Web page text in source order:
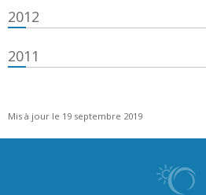
2012
2011
Mis à jour le 19 septembre 2019